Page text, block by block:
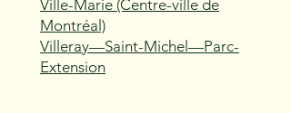
Ville-Marie (Centre-ville de
Montréal)
Villeray—Saint-Michel—Parc-
Extension